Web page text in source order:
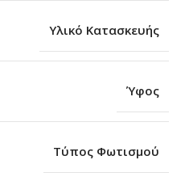
Υλικό Κατασκευής
Ύφος
Τύπος Φωτισμού